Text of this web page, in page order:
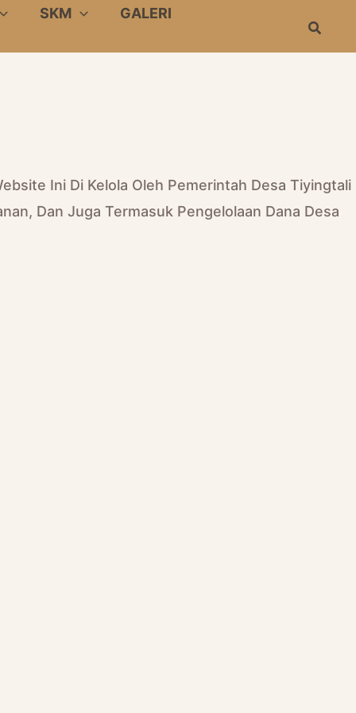
SKM GALERI
Search
Ini Di Kelola Oleh Pemerintah Desa Tiyingtali
Dan Juga Termasuk Pengelolaan Dana Desa